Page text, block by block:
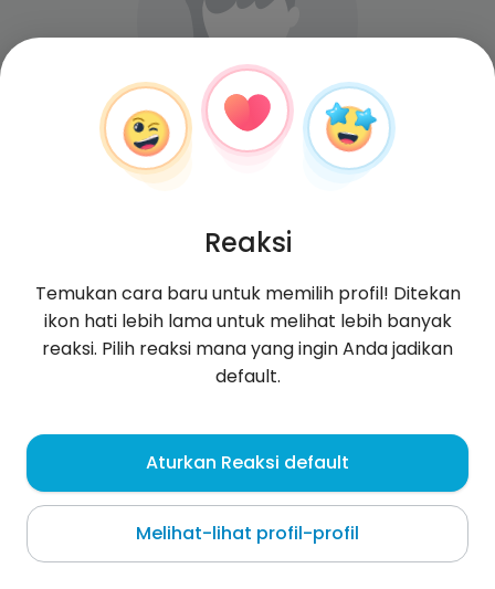
sm2231744 , 18
Munich
Tentang saya
Reaksi
Temukan cara baru untuk memilih profil! Ditekan
ikon hati lebih lama untuk melihat lebih banyak
reaksi. Pilih reaksi mana yang ingin Anda jadikan
default.
Aturkan Reaksi default
Melihat-lihat profil-profil